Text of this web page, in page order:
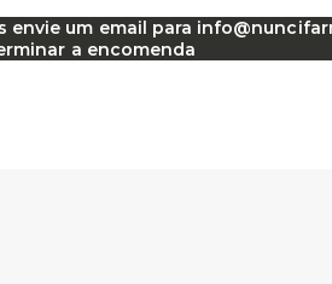
envie um email para
a encomenda